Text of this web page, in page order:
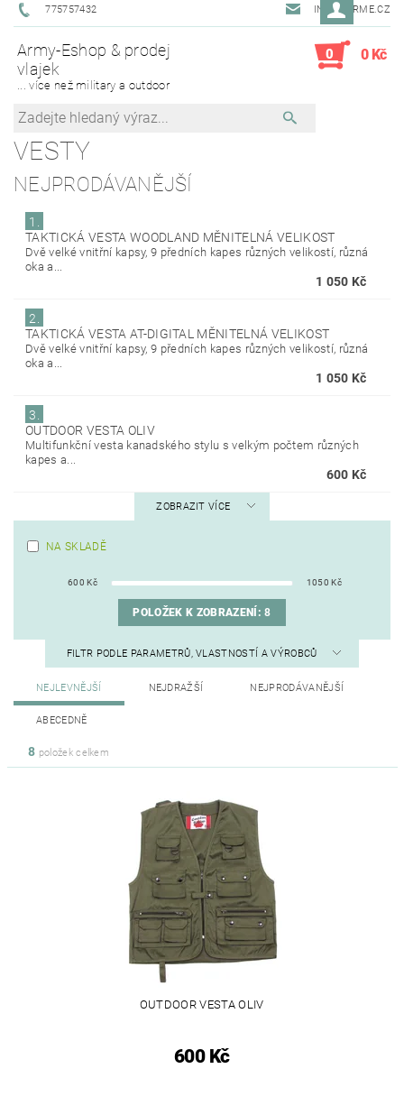
775757432 INFO@ARME.CZ
Army-Eshop & prodej
vlajek
... více než military a outdoor
0 0 Kč
VESTY
NEJPRODÁVANĚJŠÍ
1.
TAKTICKÁ VESTA WOODLAND MĚNITELNÁ VELIKOST
Dvě velké vnitřní kapsy, 9 předních kapes různých velikostí, různá
oka a...
1 050 Kč
2.
TAKTICKÁ VESTA AT-DIGITAL MĚNITELNÁ VELIKOST
Dvě velké vnitřní kapsy, 9 předních kapes různých velikostí, různá
oka a...
1 050 Kč
3.
OUTDOOR VESTA OLIV
Multifunkční vesta kanadského stylu s velkým počtem různých
kapes a...
600 Kč
ZOBRAZIT VÍCE
NA SKLADĚ
600 Kč 1050 Kč
POLOŽEK K ZOBRAZENÍ:8
FILTR PODLE PARAMETRŮ, VLASTNOSTÍ A VÝROBCŮ
NEJLEVNĚJŠÍ NEJDRAŽŠÍ NEJPRODÁVANĚJŠÍ
ABECEDNĚ
8 položek celkem
OUTDOOR VESTA OLIV
600 Kč